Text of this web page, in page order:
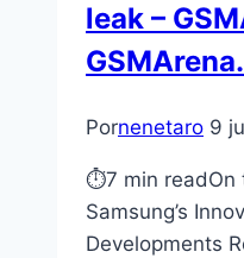
leak –
Pornenetaro 9
⏱7 min readOn
Samsung’s
Developments